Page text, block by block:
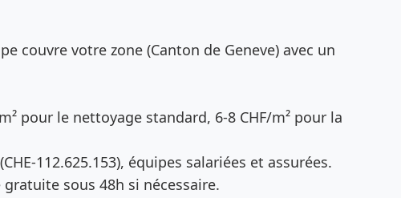
couvre votre zone (Canton de Geneve) avec un
pour le nettoyage standard, 6-8 CHF/m² pour la
112.625.153), équipes salariées et assurées.
sous 48h si nécessaire.